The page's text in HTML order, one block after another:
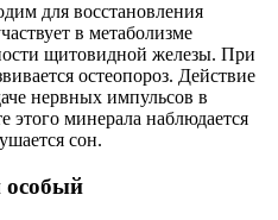
для восстановления
в метаболизме
щитовидной железы. При
остеопороз. Действие
нервных импульсов в
этого минерала наблюдается
сон.
особый